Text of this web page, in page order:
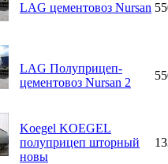
LAG цементовоз Nursan
LAG Полуприцеп-
цементовоз Nursan 2
Koegel KOEGEL
полуприцеп шторный
новы